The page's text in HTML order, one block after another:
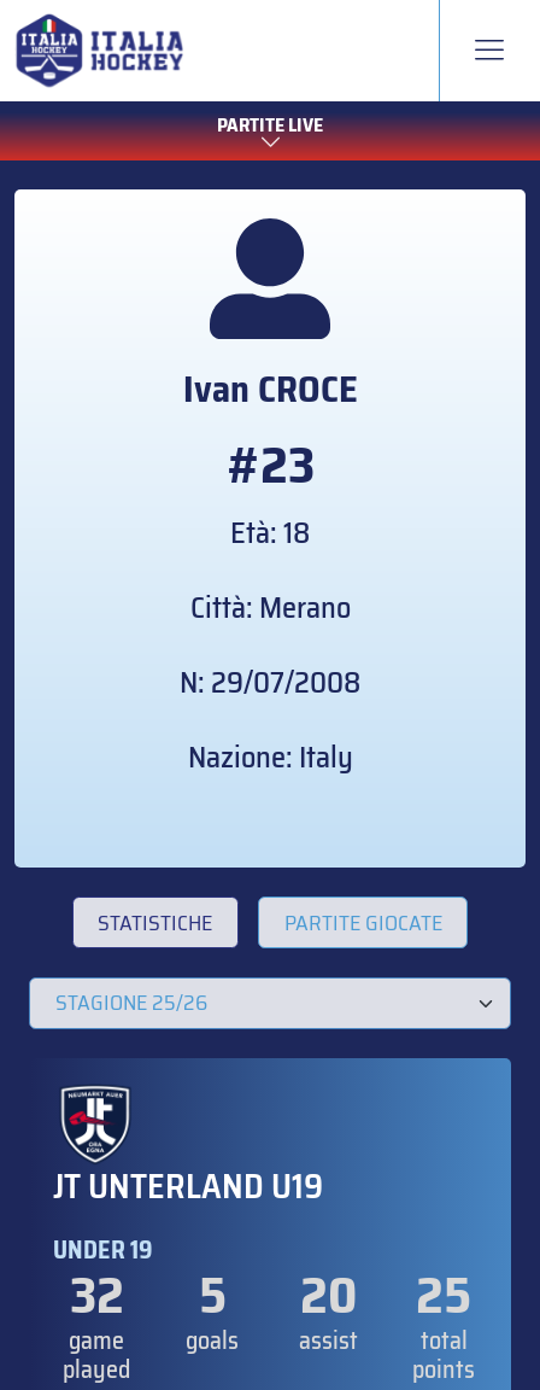
PARTITE LIVE
IvanCROCE
#23
Età: 18
Città: Merano
N: 29/07/2008
Nazione: Italy
STATISTICHE PARTITE GIOCATE
JT UNTERLAND U19
UNDER 19
32
game
played
5
goals
20
assist
25
total
points